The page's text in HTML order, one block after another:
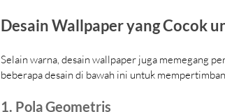
Desain Wallpaper yang Cocok
Selain warna, desain wallpaper juga memegang
beberapa desain di bawah ini untuk
1. Pola Geometris